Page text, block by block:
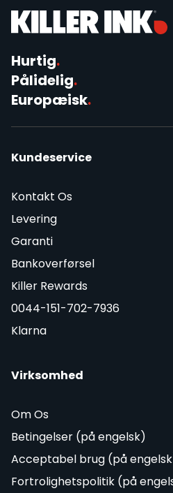
Hurtig.
Pålidelig.
Europæisk.
Kundeservice
Kontakt Os
Levering
Garanti
Bankoverførsel
Killer Rewards
0044-151-702-7936
Klarna
Virksomhed
Om Os
Betingelser (på engelsk)
Acceptabel brug (på
Fortrolighetspolitik (på